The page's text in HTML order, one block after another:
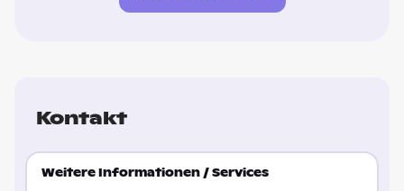
Kontakt
Weitere Informationen / Services